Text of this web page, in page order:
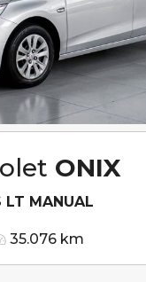
ONIX
LT MANUAL
35.076 km